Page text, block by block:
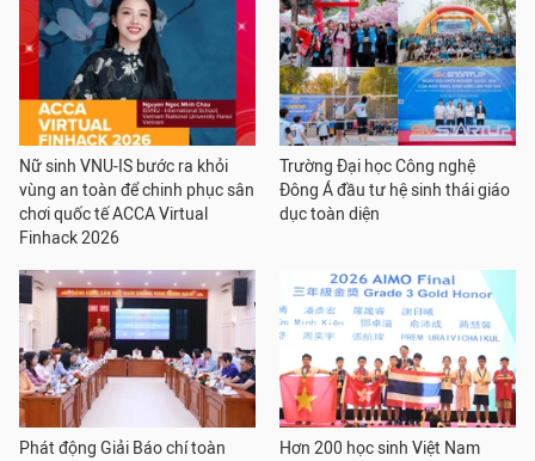
Nữ sinh VNU-IS bước ra khỏi
vùng an toàn để chinh phục sân
chơi quốc tế ACCA Virtual
Finhack 2026
Trường Đại học Công nghệ
Đông Á đầu tư hệ sinh thái giáo
dục toàn diện
Phát động Giải Báo chí toàn
Hơn 200 học sinh Việt Nam